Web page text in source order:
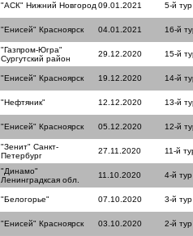
"АСК" Нижний Новгород 09.01.2021 5-й тур
"Енисей" Красноярск 04.01.2021 16-й
"Газпром-Югра"
Сургутский район
29.12.2020 15-й
"Енисей" Красноярск 19.12.2020 14-й
"Нефтяник" 12.12.2020 13-й
"Енисей" Красноярск 05.12.2020 12-й
"Зенит" Санкт-
Петербург
27.11.2020 11-й
"Динамо"
Ленинградксая обл.
11.10.2020 4-й тур
"Белогорье" 07.10.2020 3-й тур
"Енисей" Красноярск 03.10.2020 2-й тур